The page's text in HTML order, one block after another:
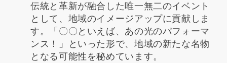
伝統と革新が融合した唯一無二のイベント
として、地域のイメージアップに貢献しま
す。「〇〇といえば、あの光のパフォーマ
ンス！」といった形で、地域の新たな名物
となる可能性を秘めています。